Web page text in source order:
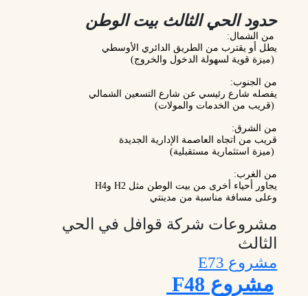
حدود الحي الثالث بيت الوطن
من الشمال:
يطل أو يقترب من
الطريق الدائري الأوسطي
(ميزة قوية لسهولة الدخول والخروج)
من الجنوب:
يفصله شارع رئيسي عن شارع التسعين الشمالي
(قريب من الخدمات والمولات)
من الشرق:
قريب من اتجاه
العاصمة الإدارية الجديدة
(ميزة استثمارية مستقبلية)
من الغرب:
يجاور أحياء أخرى من بيت الوطن مثل H2 وH4
وعلى مسافة مناسبة من مدينتي
مشروعات شركة قوافل في الحي
الثالث
مشروع E73
مشروع F48